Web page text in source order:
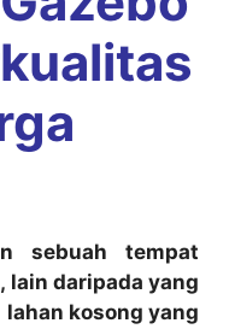
sebuah tempat
lain daripada yang
kosong yang